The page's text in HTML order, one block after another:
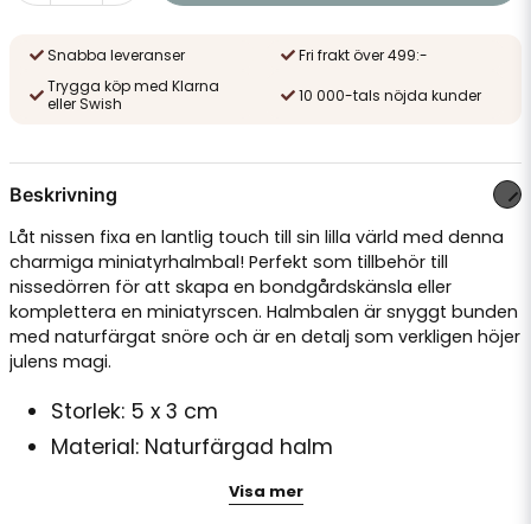
Snabba leveranser
Fri frakt över 499:-
Trygga köp med Klarna
eller Swish
10 000-tals nöjda kunder
Beskrivning
Låt nissen fixa en lantlig touch till sin lilla värld med denna
charmiga miniatyrhalmbal! Perfekt som tillbehör till
nissedörren för att skapa en bondgårdskänsla eller
komplettera en miniatyrscen. Halmbalen är snyggt bunden
med naturfärgat snöre och är en detalj som verkligen höjer
julens magi.
Storlek: 5 x 3 cm
Material: Naturfärgad halm
Perfekt till nissedörrar eller andra
miniatyrlandskap
Visa mer